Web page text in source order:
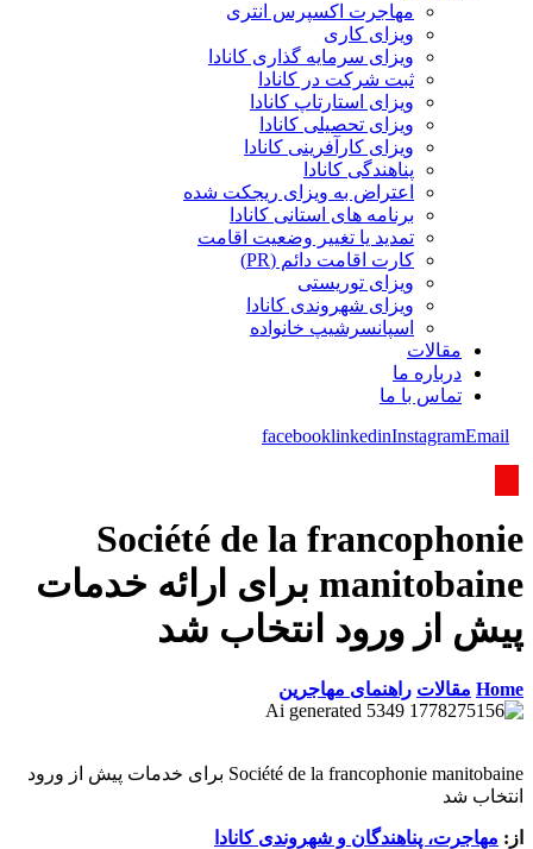
مهاجرت اکسپرس انتری
ویزای کاری
ویزای سرمایه گذاری کانادا
ثبت شرکت در کانادا
ویزای استارتاپ کانادا
ویزای تحصیلی کانادا
ویزای کارآفرینی کانادا
پناهندگی کانادا
اعتراض به ویزای ریجکت شده
برنامه های استانی کانادا
تمدید یا تغییر وضعیت اقامت
کارت اقامت دائم (PR)
ویزای توریستی
ویزای شھروندی کانادا
اسپانسرشیپ خانواده
مقالات
درباره ما
تماس با ما
facebooklinkedinInstagramEmail
Société de la francophonie
manitobaine برای ارائه خدمات
پیش از ورود انتخاب شد
Home مقالات راهنمای مهاجرین
Société de la francophonie manitobaine برای خدمات پیش از ورود
انتخاب شد
از: مهاجرت، پناهندگان و شهروندی کانادا